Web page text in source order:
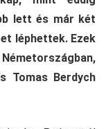
lett és már két
léphettek. Ezek
Tomas Berdych